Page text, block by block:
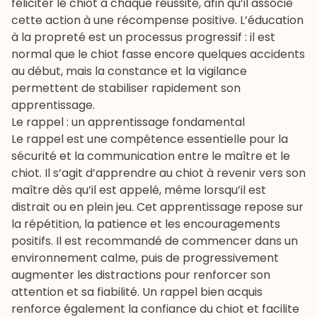
cette action à une récompense positive. L’éducation
à la propreté est un processus progressif : il est
normal que le chiot fasse encore quelques accidents
au début, mais la constance et la vigilance
permettent de stabiliser rapidement son
apprentissage.
Le rappel : un apprentissage fondamental
Le rappel est une compétence essentielle pour la
sécurité et la communication entre le maître et le
chiot. Il s’agit d’apprendre au chiot à revenir vers son
maître dès qu’il est appelé, même lorsqu’il est
distrait ou en plein jeu. Cet apprentissage repose sur
la répétition, la patience et les encouragements
positifs. Il est recommandé de commencer dans un
environnement calme, puis de progressivement
augmenter les distractions pour renforcer son
attention et sa fiabilité. Un rappel bien acquis
renforce également la confiance du chiot et facilite